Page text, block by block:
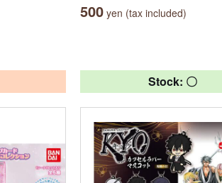
500 yen (tax included)
Stock: 〇